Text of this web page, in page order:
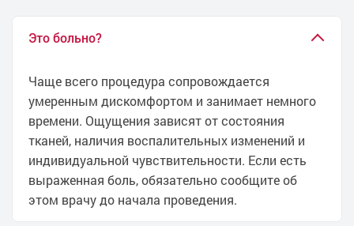
Лечение фимоза лазером
Лечение болезни Пейрони
Лечение недержания мочи
Лечение недержания мочи у женщин
Лечение недержания мочи у мужчин
Лечение выделений из полового члена
Анализ на скрытые инфекции
Биохимия мочи
Это больно?
Чаще всего процедура сопровождается
умеренным дискомфортом и занимает немного
времени. Ощущения зависят от состояния
тканей, наличия воспалительных изменений и
индивидуальной чувствительности. Если есть
выраженная боль, обязательно сообщите об
этом врачу до начала проведения.